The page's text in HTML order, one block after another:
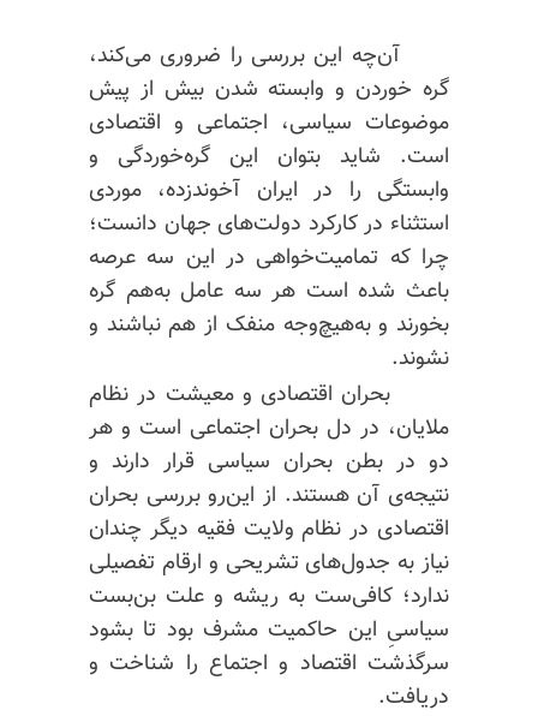
آن‌چه این بررسی را ضروری می‌کند،
گره خوردن و وابسته شدن بیش از پیش
موضوعات سیاسی، اجتماعی و اقتصادی
است. شاید بتوان این گره‌خوردگی و
وابستگی را در ایران آخوندزده، موردی
استثناء در کارکرد دولت‌های جهان دانست؛
چرا که تمامیت‌خواهی در این سه عرصه
باعث شده است هر سه عامل به‌هم گره
بخورند و به‌هیچ‌وجه منفک از هم نباشند و
نشوند.
بحران اقتصادی و معیشت در نظام
ملایان، در دل بحران اجتماعی است و هر
دو در بطن بحران سیاسی قرار دارند و
نتیجه‌ی آن هستند. از این‌رو بررسی بحران
اقتصادی در نظام ولایت فقیه دیگر چندان
نیاز به جدول‌های تشریحی و ارقام تفصیلی
ندارد؛ کافی‌ست به ریشه‌ و علت بن‌بست
سیاسیِ این حاکمیت مشرف بود تا بشود
سرگذشت اقتصاد و اجتماع را شناخت و
دریافت.